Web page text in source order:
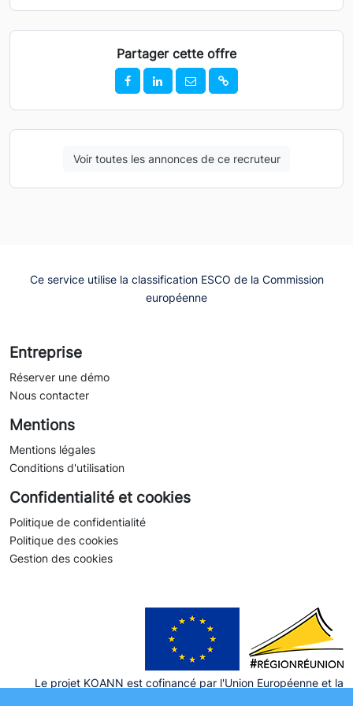
Partager cette offre
Voir toutes les annonces de ce recruteur
Ce service utilise la classification ESCO de la Commission
européenne
Entreprise
Réserver une démo
Nous contacter
Mentions
Mentions légales
Conditions d'utilisation
Confidentialité et cookies
Politique de confidentialité
Politique des cookies
Gestion des cookies
Le projet KOANN est cofinancé par l'Union Européenne et la